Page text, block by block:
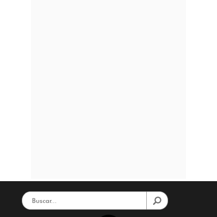
inseminación con el esperma de su